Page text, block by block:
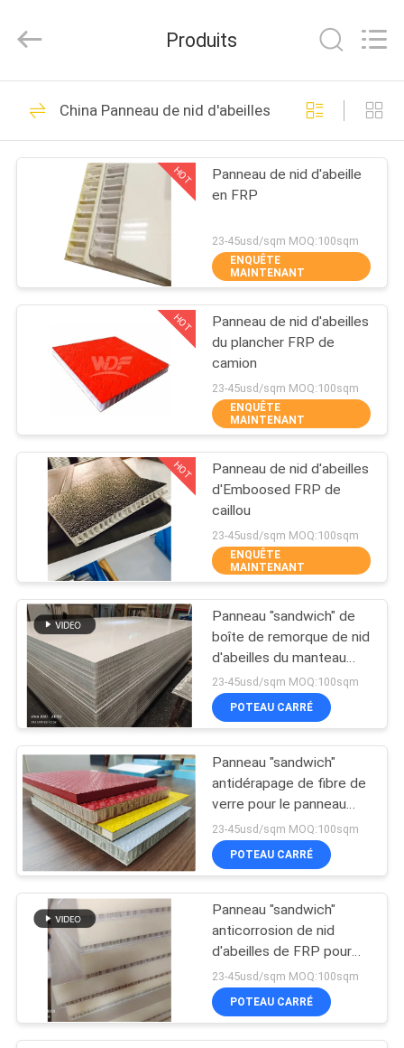
MAISON
PRODUITS
SUJET
NOUS
VISITE
D'USINE
CONTRÔLE
QUALITÉ
CONTACTEZ-
NOUS
NOUVELLES
CAS
PLAN
DU
SITE
POLITIQUE
CONFIDENTIALITÉ
Material
Rights
Developed
Panneaux en
aluminium de nid
d'abeilles
29
Panneau de nid
d'abeilles de FRP
28
Panneau de nid
d'abeilles d'acier
inoxydable
Panneaux de noyau
de mousse de FRP
19
Âme en nid
d'abeilles en
aluminium
20
Produits
China Panneau de nid d'abeilles de FRP
HOT
Panneau de nid d'abeille
en FRP
23-45usd/sqm MOQ:100sqm
ENQUÊTE
MAINTENANT
HOT
Panneau de nid d'abeilles
du plancher FRP de
camion
23-45usd/sqm MOQ:100sqm
ENQUÊTE
MAINTENANT
HOT
Panneau de nid d'abeilles
d'Emboosed FRP de
caillou
23-45usd/sqm MOQ:100sqm
ENQUÊTE
MAINTENANT
Panneau "sandwich" de
boîte de remorque de nid
d'abeilles du manteau
FRP pp de gel
23-45usd/sqm MOQ:100sqm
POTEAU CARRÉ
Panneau "sandwich"
antidérapage de fibre de
verre pour le panneau
antidérapant de plate-
forme de nid d'abeilles
de pp
23-45usd/sqm MOQ:100sqm
POTEAU CARRÉ
Panneau "sandwich"
anticorrosion de nid
d'abeilles de FRP pour
l'équipement
d'environnement d'état
d'air de HAVC
23-45usd/sqm MOQ:100sqm
POTEAU CARRÉ